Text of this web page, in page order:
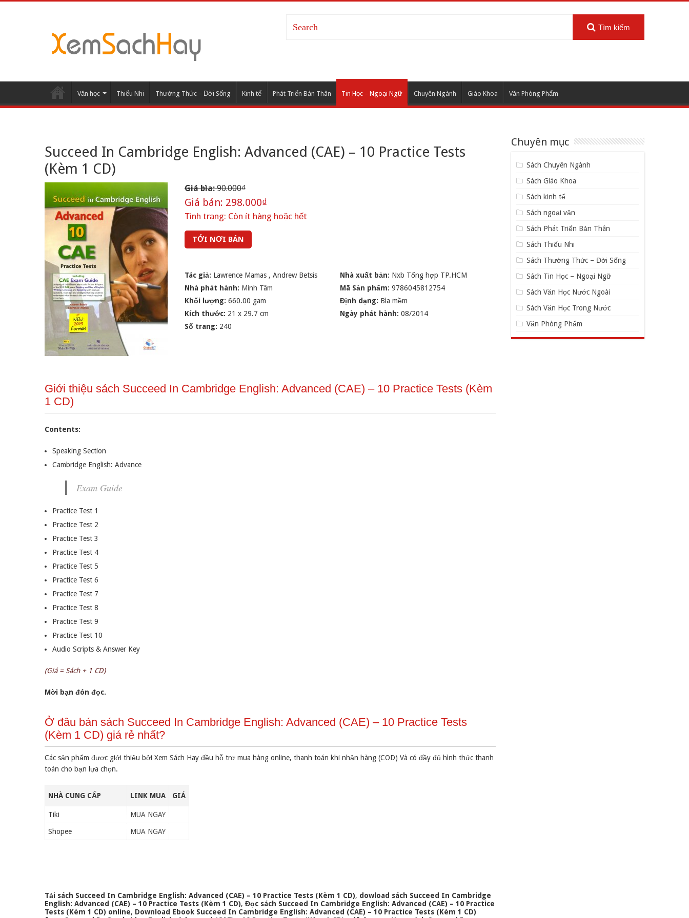
Tìm kiếm
Văn học Thiếu Nhi Thường Thức – Đời Sống Kinh tế Phát Triển Bản Thân Tin Học – Ngoại Ngữ Chuyên Ngành Giáo Khoa Văn Phòng Phẩm
Succeed In Cambridge English: Advanced (CAE) – 10 Practice Tests
(Kèm 1 CD)
Giá bìa:90.000₫
Giá bán: 298.000₫
Tình trạng: Còn ít hàng hoặc hết
TỚI NƠI BÁN
Tác giả: Lawrence Mamas, Andrew Betsis Nhà xuất bản: Nxb Tổng hợp TP.HCM
Nhà phát hành: Minh Tâm Mã Sản phẩm:9786045812754
Khối lượng: 660.00 gam Định dạng: Bìa mềm
Kích thước: 21 x 29.7 cm Ngày phát hành:08/2014
Số trang: 240
Giới thiệu sách Succeed In Cambridge English: Advanced (CAE) – 10 Practice Tests (Kèm
1 CD)
Contents:
Speaking Section
Cambridge English: Advance
Exam Guide
Practice Test 1
Practice Test 2
Practice Test 3
Practice Test 4
Practice Test 5
Practice Test 6
Practice Test 7
Practice Test 8
Practice Test 9
Practice Test 10
Audio Scripts & Answer Key
(Giá = Sách + 1 CD)
Mời bạn đón đọc.
Ở đâu bán sách Succeed In Cambridge English: Advanced (CAE) – 10 Practice Tests
(Kèm 1 CD) giá rẻ nhất?
Các sản phẩm được giới thiệu bởi Xem Sách Hay đều hỗ trợ mua hàng online, thanh toán khi nhận hàng (COD) Và có đầy đủ hình thức thanh
toán cho bạn lựa chọn.
NHÀ CUNG CẤP LINK MUA GIÁ
Tiki MUA NGAY
Shopee MUA NGAY
Tải sách Succeed In Cambridge English: Advanced (CAE) – 10 Practice Tests (Kèm 1 CD), dowload sách Succeed In Cambridge
English: Advanced (CAE) – 10 Practice Tests (Kèm 1 CD), Đọc sách Succeed In Cambridge English: Advanced (CAE) – 10 Practice
Tests (Kèm 1 CD) online, Download Ebook Succeed In Cambridge English: Advanced (CAE) – 10 Practice Tests (Kèm 1 CD)
Chuyên mục
Sách Chuyên Ngành
Sách Giáo Khoa
Sách kinh tế
Sách ngoại văn
Sách Phát Triển Bản Thân
Sách Thiếu Nhi
Sách Thường Thức – Đời Sống
Sách Tin Học – Ngoại Ngữ
Sách Văn Học Nước Ngoài
Sách Văn Học Trong Nước
Văn Phòng Phẩm